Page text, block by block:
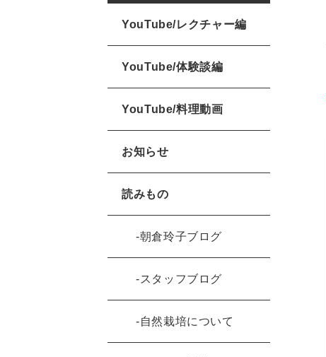
YouTube/レクチャー編
YouTube/体験談編
YouTube/料理動画
お知らせ
読みもの
朝倉玲子ブログ
スタッフブログ
自然栽培について